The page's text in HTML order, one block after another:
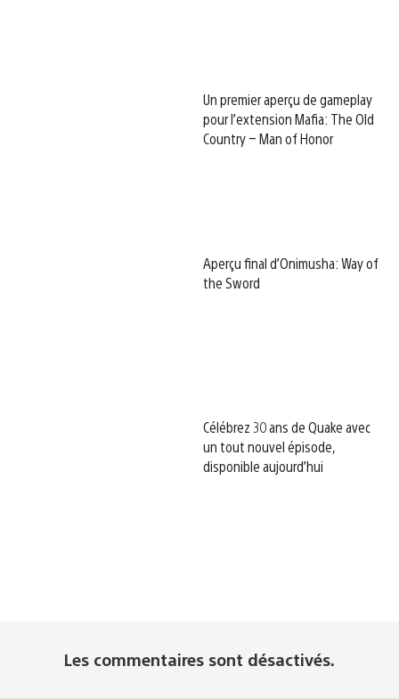
Un premier aperçu de gameplay
pour l’extension Mafia: The Old
Country – Man of Honor
Aperçu final d’Onimusha: Way of
the Sword
Célébrez 30 ans de Quake avec
un tout nouvel épisode,
disponible aujourd’hui
Les commentaires sont désactivés.